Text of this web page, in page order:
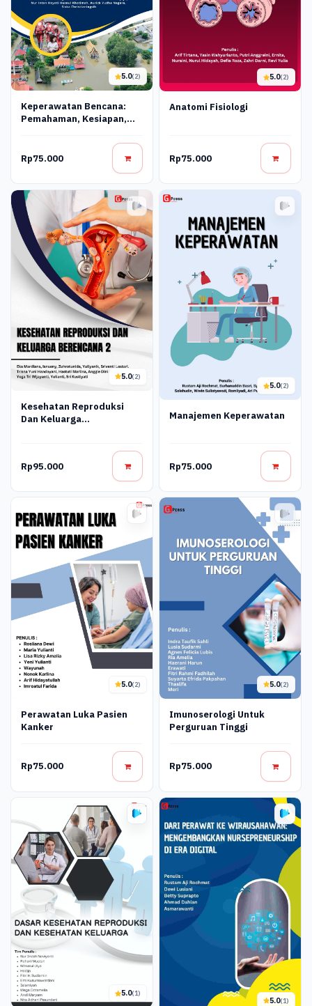
5.0(2)
Keperawatan Bencana:
Pemahaman, Kesiapan,
Rp75.000
5.0(2)
Anatomi Fisiologi
Rp75.000
5.0(2)
Kesehatan Reproduksi
Dan Keluarga
Rp95.000
5.0(2)
Manajemen Keperawatan
Rp75.000
5.0(2)
Perawatan Luka Pasien
Kanker
Rp75.000
5.0(2)
Imunoserologi Untuk
Perguruan Tinggi
Rp75.000
5.0(1)
5.0(1)